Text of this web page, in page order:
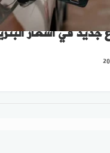
جديد في أسعار